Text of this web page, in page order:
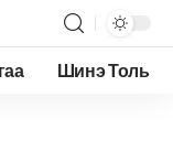
Шинэ Толь